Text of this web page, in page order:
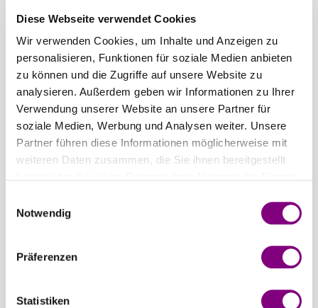
Diese Webseite verwendet Cookies
Wir verwenden Cookies, um Inhalte und Anzeigen zu
personalisieren, Funktionen für soziale Medien anbieten
zu können und die Zugriffe auf unsere Website zu
analysieren. Außerdem geben wir Informationen zu Ihrer
Verwendung unserer Website an unsere Partner für
soziale Medien, Werbung und Analysen weiter. Unsere
Partner führen diese Informationen möglicherweise mit
weiteren Daten zusammen, die Sie ihnen bereitgestellt
Notwendig
Präferenzen
Statistiken
Länge Stärke
4,50 mm
Anzahl
Mitglied werden Sie ganz einfach an der